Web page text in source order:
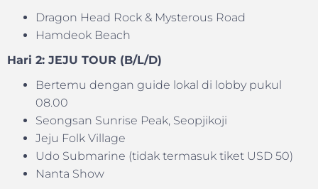
Dragon Head Rock & Mysterous Road
Hamdeok Beach
Hari 2: JEJU TOUR (B/L/D)
Bertemu dengan guide lokal di lobby pukul
08.00
Seongsan Sunrise Peak, Seopjikoji
Jeju Folk Village
Udo Submarine (tidak termasuk tiket USD 50)
Nanta Show